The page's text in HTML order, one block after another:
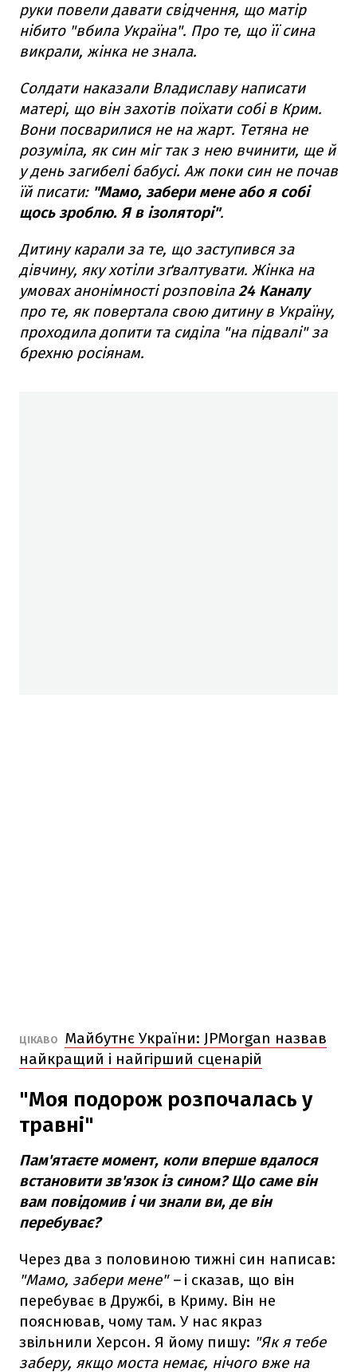
руки повели давати свідчення, що матір
нібито "вбила Україна". Про те, що її сина
викрали, жінка не знала.
Солдати наказали Владиславу написати
матері, що він захотів поїхати собі в Крим.
Вони посварилися не на жарт. Тетяна не
розуміла, як син міг так з нею вчинити, ще й
у день загибелі бабусі. Аж поки син не почав
їй писати: "Мамо, забери мене або я собі
щось зроблю. Я в ізоляторі".
Дитину карали за те, що заступився за
дівчину, яку хотіли зґвалтувати. Жінка на
умовах анонімності розповіла24 Каналу
про те, як повертала свою дитину в Україну,
проходила допити та сиділа "на підвалі" за
брехню росіянам.
ЦІКАВО
Майбутнє України: JPMorgan назвав
найкращий і найгірший сценарій
"Моя подорож розпочалась у
травні"
Пам'ятаєте момент, коли вперше вдалося
встановити зв'язок із сином? Що саме він
вам повідомив і чи знали ви, де він
перебуває?
Через два з половиною тижні син написав:
"Мамо, забери мене" – і сказав, що він
перебуває в Дружбі, в Криму. Він не
пояснював, чому там. У нас якраз
звільнили Херсон. Я йому пишу: "Як я тебе
заберу, якщо моста немає, нічого вже на